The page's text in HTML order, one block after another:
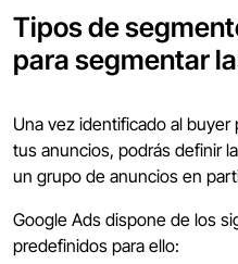
Tipos de
para segmentar
Una vez identificado al
tus anuncios, podrás definir
un grupo de anuncios en
Google Ads dispone de los
predefinidos para ello: